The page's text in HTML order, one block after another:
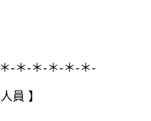
-＊-＊-＊-＊-＊-
員 】